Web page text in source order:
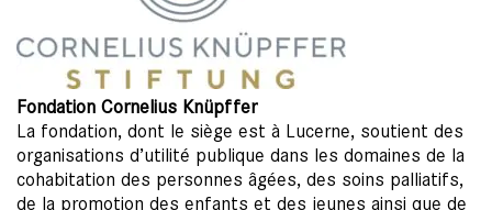
Fondation Cornelius Knüpffer
La fondation, dont le siège est à Lucerne, soutient des
organisations d’utilité publique dans les domaines de la
cohabitation des personnes âgées, des soins palliatifs,
de la promotion des enfants et des jeunes ainsi que de